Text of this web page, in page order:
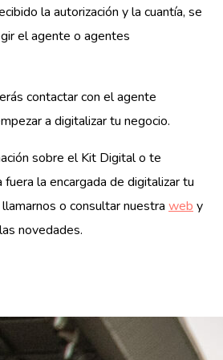
la autorización y la cuantía, se
el agente o agentes
contactar con el agente
a digitalizar tu negocio.
sobre el Kit Digital o te
la encargada de digitalizar tu
o consultar nuestra web y
novedades.